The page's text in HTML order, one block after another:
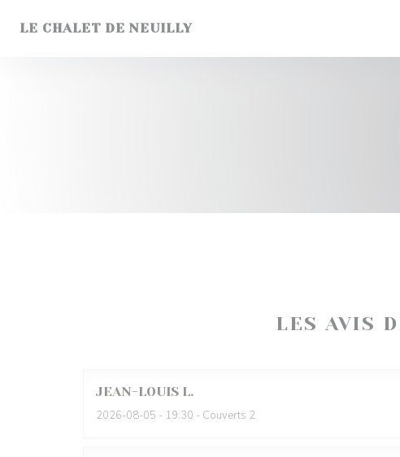
LE CHALET DE NEUILLY
LES AVIS
JEAN-LOUIS L
2026-08-05 - 19:30 - Couverts 2